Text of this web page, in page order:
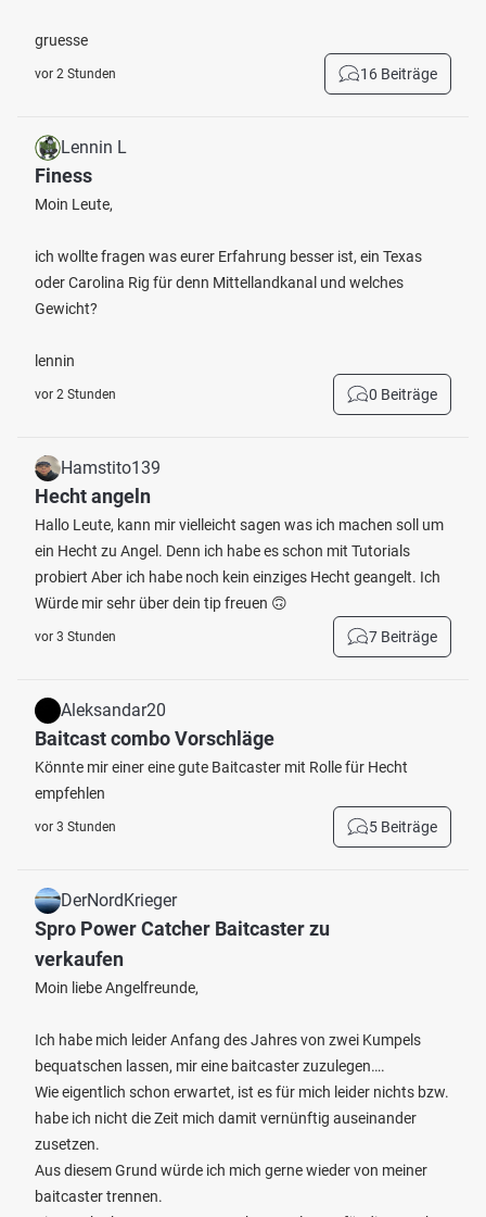
gruesse
vor 2 Stunden 16 Beiträge
Lennin L
Finess
Moin Leute,
ich wollte fragen was eurer Erfahrung besser ist, ein Texas
oder Carolina Rig für denn Mittellandkanal und welches
Gewicht?
lennin
vor 2 Stunden 0 Beiträge
Hamstito139
Hecht angeln
Hallo Leute, kann mir vielleicht sagen was ich machen soll um
ein Hecht zu Angel. Denn ich habe es schon mit Tutorials
probiert Aber ich habe noch kein einziges Hecht geangelt. Ich
Würde mir sehr über dein tip freuen 🙃
vor 3 Stunden 7 Beiträge
Aleksandar20
Baitcast combo Vorschläge
Könnte mir einer eine gute Baitcaster mit Rolle für Hecht
empfehlen
vor 3 Stunden 5 Beiträge
DerNordKrieger
Spro Power Catcher Baitcaster zu
verkaufen
Moin liebe Angelfreunde,
Ich habe mich leider Anfang des Jahres von zwei Kumpels
bequatschen lassen, mir eine baitcaster zuzulegen….
Wie eigentlich schon erwartet, ist es für mich leider nichts bzw.
habe ich nicht die Zeit mich damit vernünftig auseinander
zusetzen.
Aus diesem Grund würde ich mich gerne wieder von meiner
baitcaster trennen.